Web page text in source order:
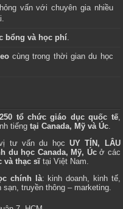
vấn với chuyên gia nhiều
bổng và học phí.
cùng trong thời gian du học
tổ chức giáo dục quốc tế,
tiếng tại Canada, Mỹ và Úc.
tư vấn du học UY TÍN, LÂU
du học Canada, Mỹ, Úcở các
và thạc sĩtại Việt Nam.
chính là: kinh doanh, kinh tế,
truyền thông – marketing.